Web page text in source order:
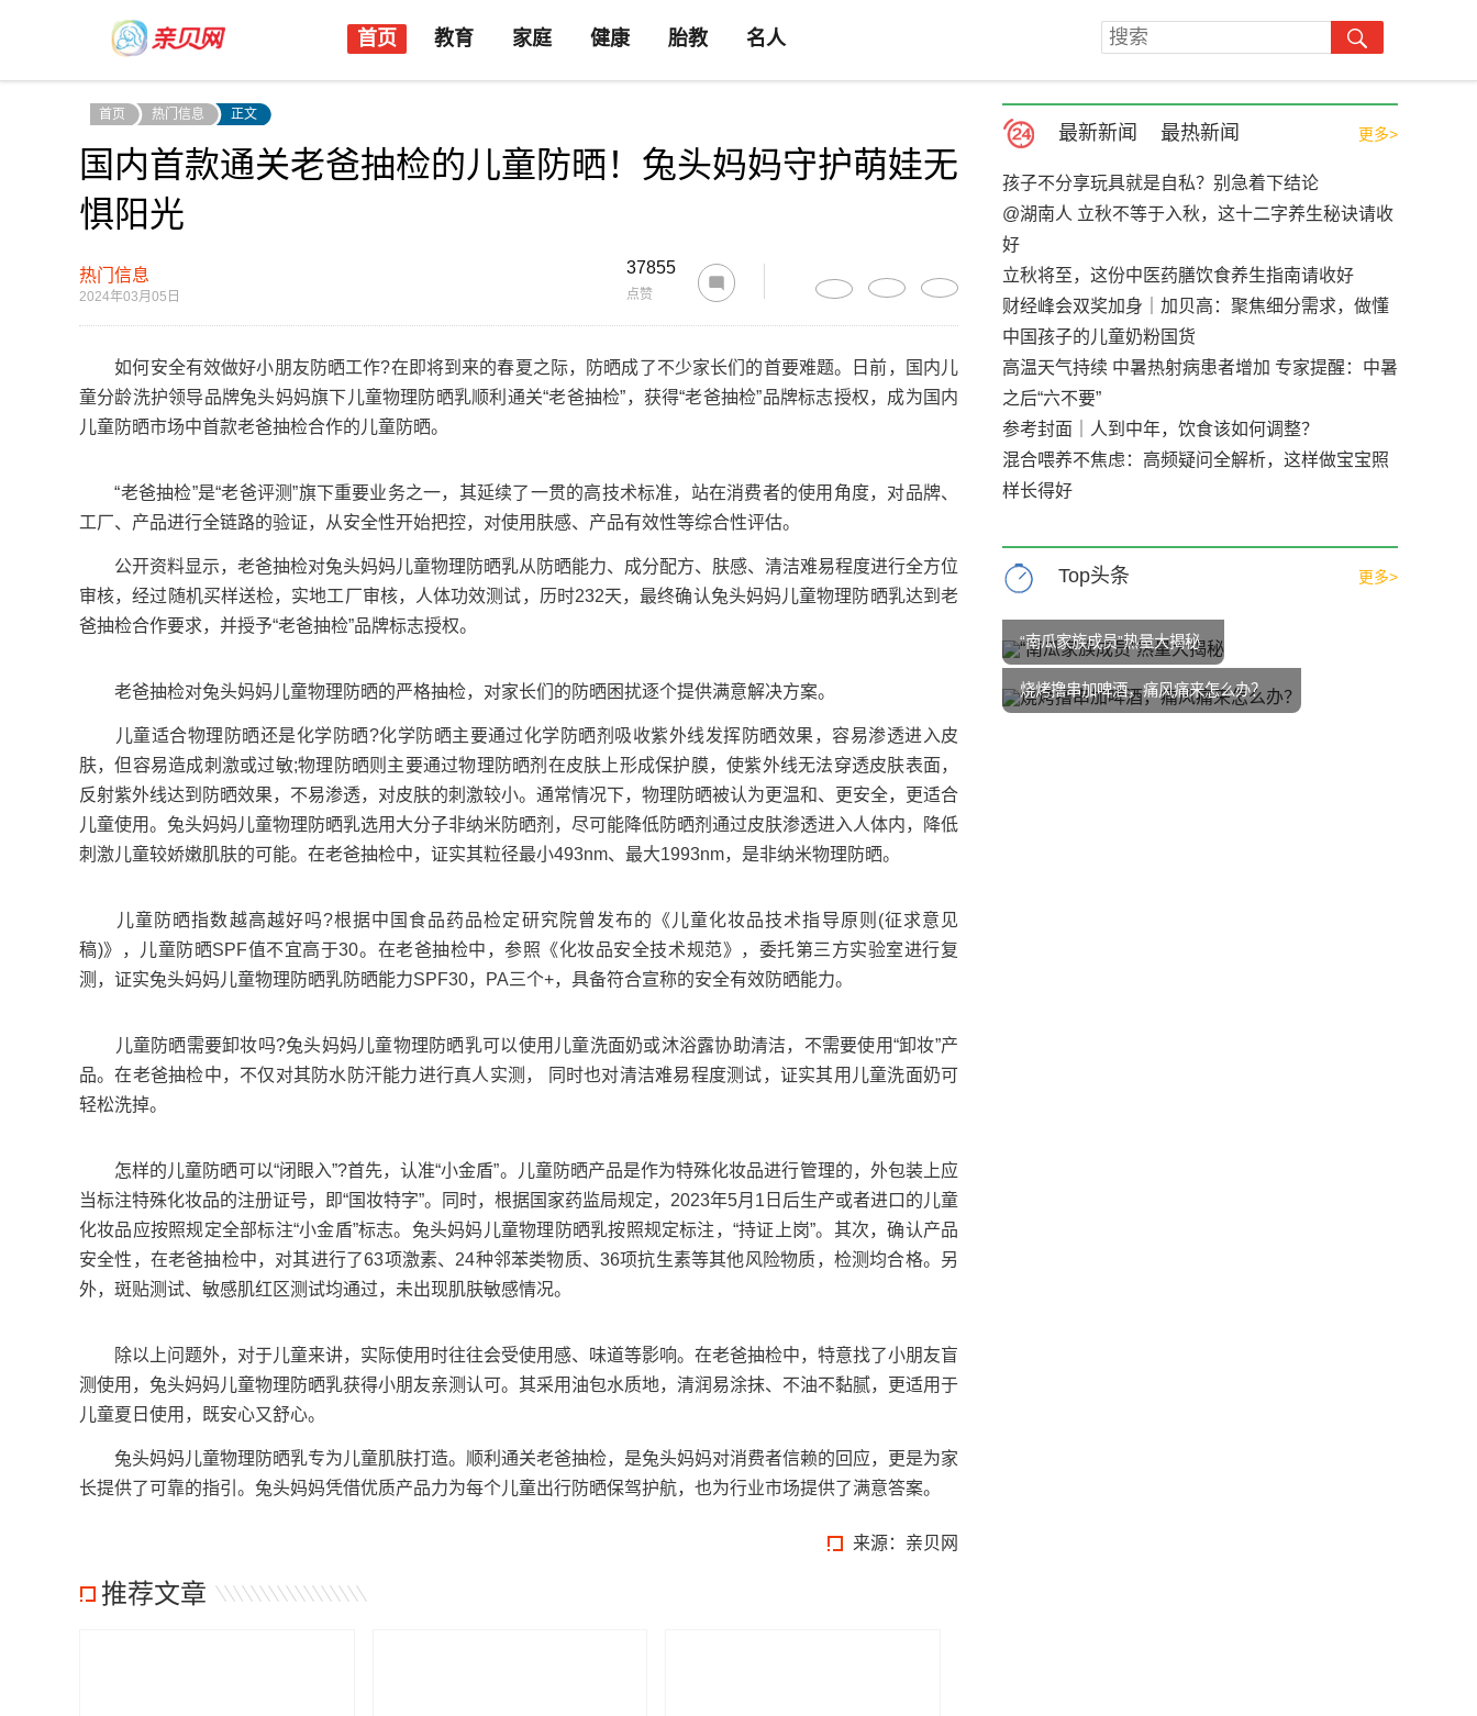
首页 教育 家庭 健康 胎教 名人
首页 热门信息 正文
国内首款通关老爸抽检的儿童防晒！兔头妈妈守护萌娃无
惧阳光
热门信息
2024年03月05日
37855
点赞
如何安全有效做好小朋友防晒工作?在即将到来的春夏之际，防晒成了不少家长们的首要难题。日前，国内儿
童分龄洗护领导品牌兔头妈妈旗下儿童物理防晒乳顺利通关“老爸抽检”，获得“老爸抽检”品牌标志授权，成为国内
儿童防晒市场中首款老爸抽检合作的儿童防晒。
“老爸抽检”是“老爸评测”旗下重要业务之一，其延续了一贯的高技术标准，站在消费者的使用角度，对品牌、
工厂、产品进行全链路的验证，从安全性开始把控，对使用肤感、产品有效性等综合性评估。
公开资料显示，老爸抽检对兔头妈妈儿童物理防晒乳从防晒能力、成分配方、肤感、清洁难易程度进行全方位
审核，经过随机买样送检，实地工厂审核，人体功效测试，历时232天，最终确认兔头妈妈儿童物理防晒乳达到老
爸抽检合作要求，并授予“老爸抽检”品牌标志授权。
老爸抽检对兔头妈妈儿童物理防晒的严格抽检，对家长们的防晒困扰逐个提供满意解决方案。
儿童适合物理防晒还是化学防晒?化学防晒主要通过化学防晒剂吸收紫外线发挥防晒效果，容易渗透进入皮
肤，但容易造成刺激或过敏;物理防晒则主要通过物理防晒剂在皮肤上形成保护膜，使紫外线无法穿透皮肤表面，
反射紫外线达到防晒效果，不易渗透，对皮肤的刺激较小。通常情况下，物理防晒被认为更温和、更安全，更适合
儿童使用。兔头妈妈儿童物理防晒乳选用大分子非纳米防晒剂，尽可能降低防晒剂通过皮肤渗透进入人体内，降低
刺激儿童较娇嫩肌肤的可能。在老爸抽检中，证实其粒径最小493nm、最大1993nm，是非纳米物理防晒。
儿童防晒指数越高越好吗?根据中国食品药品检定研究院曾发布的《儿童化妆品技术指导原则(征求意见
稿)》，儿童防晒SPF值不宜高于30。在老爸抽检中，参照《化妆品安全技术规范》，委托第三方实验室进行复
测，证实兔头妈妈儿童物理防晒乳防晒能力SPF30，PA三个+，具备符合宣称的安全有效防晒能力。
儿童防晒需要卸妆吗?兔头妈妈儿童物理防晒乳可以使用儿童洗面奶或沐浴露协助清洁，不需要使用“卸妆”产
品。在老爸抽检中，不仅对其防水防汗能力进行真人实测， 同时也对清洁难易程度测试，证实其用儿童洗面奶可
轻松洗掉。
怎样的儿童防晒可以“闭眼入”?首先，认准“小金盾”。儿童防晒产品是作为特殊化妆品进行管理的，外包装上应
当标注特殊化妆品的注册证号，即“国妆特字”。同时，根据国家药监局规定，2023年5月1日后生产或者进口的儿童
化妆品应按照规定全部标注“小金盾”标志。兔头妈妈儿童物理防晒乳按照规定标注，“持证上岗”。其次，确认产品
安全性，在老爸抽检中，对其进行了63项激素、24种邻苯类物质、36项抗生素等其他风险物质，检测均合格。另
外，斑贴测试、敏感肌红区测试均通过，未出现肌肤敏感情况。
除以上问题外，对于儿童来讲，实际使用时往往会受使用感、味道等影响。在老爸抽检中，特意找了小朋友盲
测使用，兔头妈妈儿童物理防晒乳获得小朋友亲测认可。其采用油包水质地，清润易涂抹、不油不黏腻，更适用于
儿童夏日使用，既安心又舒心。
兔头妈妈儿童物理防晒乳专为儿童肌肤打造。顺利通关老爸抽检，是兔头妈妈对消费者信赖的回应，更是为家
长提供了可靠的指引。兔头妈妈凭借优质产品力为每个儿童出行防晒保驾护航，也为行业市场提供了满意答案。
来源： 亲贝网
推荐文章
最新新闻 最热新闻 更多>
孩子不分享玩具就是自私？别急着下结论
@湖南人 立秋不等于入秋，这十二字养生秘诀请收
好
立秋将至，这份中医药膳饮食养生指南请收好
财经峰会双奖加身｜加贝高：聚焦细分需求，做懂
中国孩子的儿童奶粉国货
高温天气持续 中暑热射病患者增加 专家提醒：中暑
之后“六不要”
参考封面｜人到中年，饮食该如何调整？
混合喂养不焦虑：高频疑问全解析，这样做宝宝照
样长得好
Top头条 更多>
“南瓜家族成员”热量大揭秘
烧烤撸串加啤酒，痛风痛来怎么办？